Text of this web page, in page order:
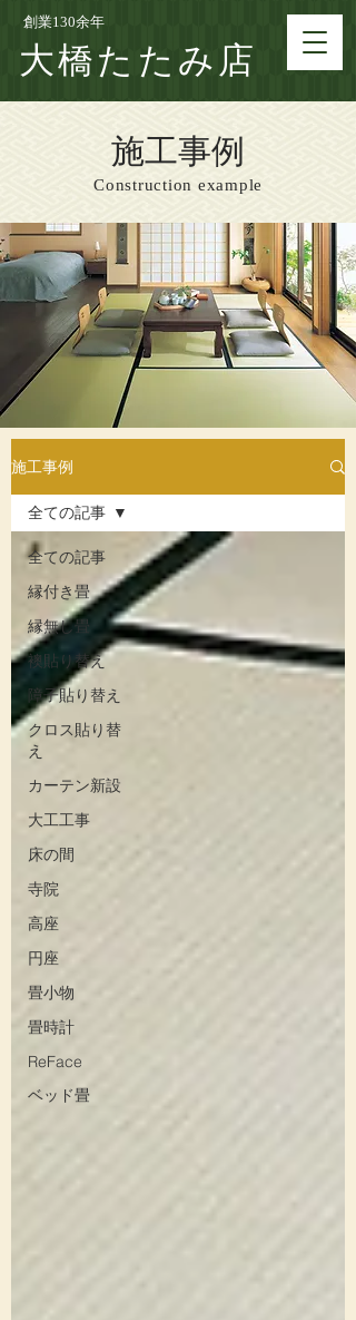
創業130余年
大橋たたみ店
施工事例
Construction example
施工事例
全ての記事
縁付き畳
縁無し畳
襖貼り替え
障子貼り替え
クロス貼り替
え
カーテン新設
大工工事
床の間
寺院
高座
円座
畳小物
畳時計
ReFace
ベッド畳
全ての記事